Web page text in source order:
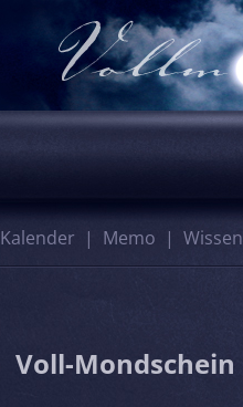
Kalender Memo Wissen
Voll-Mondschein